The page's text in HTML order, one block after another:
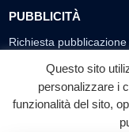
PUBBLICITÀ
Richiesta
SEGUICI SUI SOCIAL
Questo sito
personalizzare i
funzionalità del sito,